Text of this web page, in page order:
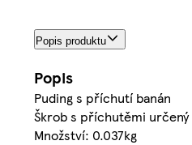
Popis produktu
Popis
Puding s příchutí banán
Škrob s příchutěmi
Množství: 0.037kg